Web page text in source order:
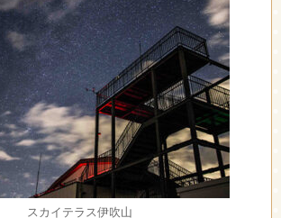
スカイテラス伊吹山